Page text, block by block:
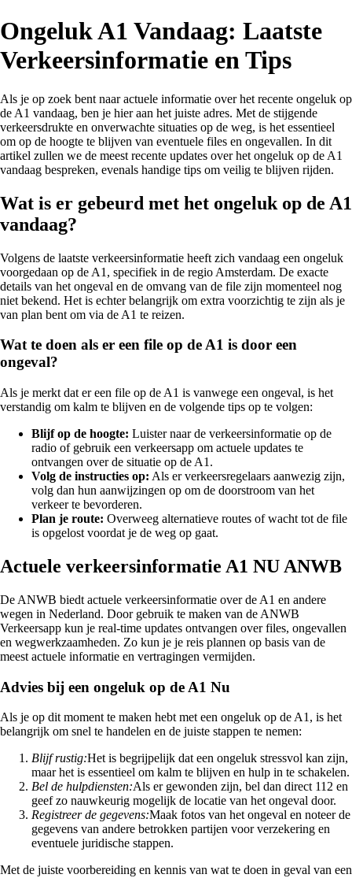
Ongeluk A1 Vandaag: Laatste
Verkeersinformatie en Tips
Als je op zoek bent naar actuele informatie over het recente ongeluk op
de A1 vandaag, ben je hier aan het juiste adres. Met de stijgende
verkeersdrukte en onverwachte situaties op de weg, is het essentieel
om op de hoogte te blijven van eventuele files en ongevallen. In dit
artikel zullen we de meest recente updates over het ongeluk op de A1
vandaag bespreken, evenals handige tips om veilig te blijven rijden.
Wat is er gebeurd met het ongeluk op de A1
vandaag?
Volgens de laatste verkeersinformatie heeft zich vandaag een ongeluk
voorgedaan op de A1, specifiek in de regio Amsterdam. De exacte
details van het ongeval en de omvang van de file zijn momenteel nog
niet bekend. Het is echter belangrijk om extra voorzichtig te zijn als je
van plan bent om via de A1 te reizen.
Wat te doen als er een file op de A1 is door een
ongeval?
Als je merkt dat er een file op de A1 is vanwege een ongeval, is het
verstandig om kalm te blijven en de volgende tips op te volgen:
Blijf op de hoogte: Luister naar de verkeersinformatie op de
radio of gebruik een verkeersapp om actuele updates te
ontvangen over de situatie op de A1.
Volg de instructies op: Als er verkeersregelaars aanwezig zijn,
volg dan hun aanwijzingen op om de doorstroom van het
verkeer te bevorderen.
Plan je route: Overweeg alternatieve routes of wacht tot de file
is opgelost voordat je de weg op gaat.
Actuele verkeersinformatie A1 NU ANWB
De ANWB biedt actuele verkeersinformatie over de A1 en andere
wegen in Nederland. Door gebruik te maken van de ANWB
Verkeersapp kun je real-time updates ontvangen over files, ongevallen
en wegwerkzaamheden. Zo kun je je reis plannen op basis van de
meest actuele informatie en vertragingen vermijden.
Advies bij een ongeluk op de A1 Nu
Als je op dit moment te maken hebt met een ongeluk op de A1, is het
belangrijk om snel te handelen en de juiste stappen te nemen:
Blijf rustig:Het is begrijpelijk dat een ongeluk stressvol kan zijn,
maar het is essentieel om kalm te blijven en hulp in te schakelen.
Bel de hulpdiensten:Als er gewonden zijn, bel dan direct 112 en
geef zo nauwkeurig mogelijk de locatie van het ongeval door.
Registreer de gegevens:Maak fotos van het ongeval en noteer de
gegevens van andere betrokken partijen voor verzekering en
eventuele juridische stappen.
Met de juiste voorbereiding en kennis van wat te doen in geval van een